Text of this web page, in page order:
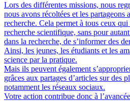
Lors des différentes missions, nous
nous avons récoltées et les partageons
recherche. Cela permet à tous ceux qui
recherche scientifique, sans pour
dans la recherche, de s’informer des
Ainsi, les jeunes, les étudiants et les
science par la pratique.
Mais ils peuvent également
grâces aux partages d’articles sur des
notamment les réseaux sociaux.
Votre action contribue donc à